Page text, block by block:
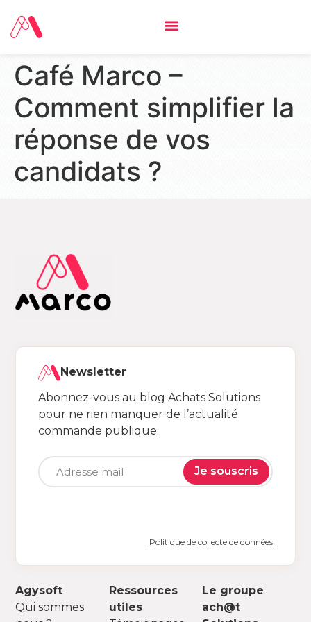
Café Marco –
Comment simplifier la
réponse de vos
candidats ?
Agysoft
Qui sommes
Ressources
utiles
Le groupe
ach@t
Newsletter
Abonnez-vous au blog Achats Solutions
pour ne rien manquer de l’actualité
commande publique.
Je souscris
Politique de collecte de données